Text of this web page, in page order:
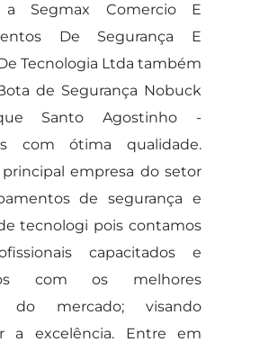
a Segmax Comercio E
De Segurança E
Tecnologia Ltda também
de Segurança Nobuck
Santo Agostinho -
com ótima qualidade.
principal empresa do setor
de segurança e
tecnologi pois contamos
capacitados e
com os melhores
do mercado; visando
a excelência. Entre em